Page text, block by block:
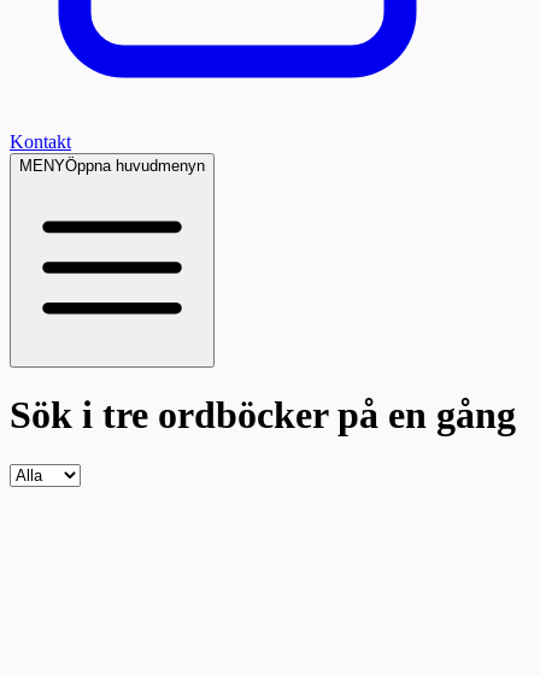
Kontakt
MENYÖppna huvudmenyn
Sök i tre ordböckerpå en gång